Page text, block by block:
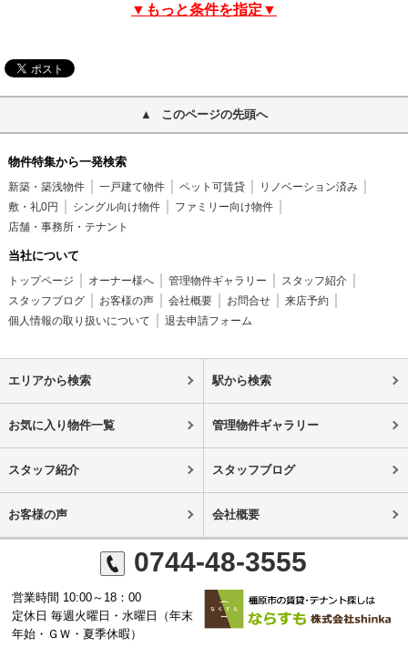
▼もっと条件を指定▼
このページの先頭へ
物件特集から一発検索
新築・築浅物件 一戸建て物件 ペット可賃貸
リノベーション済み
敷・礼0円
シングル向け物件
ファミリー向け物件
店舗・事務所・テナント
当社について
トップページ オーナー様へ 管理物件ギャラリー
スタッフ紹介
スタッフブログ
お客様の声 会社概要 お問合せ
来店予約
個人情報の取り扱いについて
退去申請フォーム
エリアから検索 駅から検索
お気に入り物件一覧 管理物件ギャラリー
スタッフ紹介 スタッフブログ
お客様の声 会社概要
0744-48-3555
営業時間 10:00～18：00
定休日 毎週火曜日・水曜日（年末
年始・ＧＷ・夏季休暇）